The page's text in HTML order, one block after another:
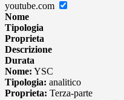
youtube.com
Nome
Tipologia
Proprieta
Descrizione
Durata
Nome: YSC
Tipologia: analitico
Proprieta: Terza-parte